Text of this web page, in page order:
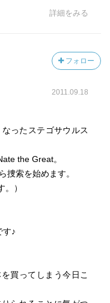
詳細をみる
フォロー
2011.09.18
ったステゴサウルス
the Great。
捜索を始めます。
）
す♪
買ってしまう今日こ